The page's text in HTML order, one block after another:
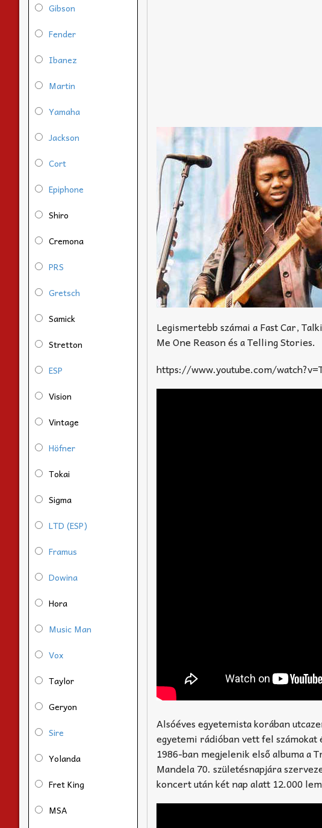
Legismertebb számai a Fast Car,
Me One Reason és a Telling Stories.
https://www.youtube.com/
Alsóéves egyetemista korában
egyetemi rádióban vett fel
1986-ban megjelenik első albuma a
Mandela 70. születésnapjára
koncert után két nap alatt 12.000
Gibson
Fender
Ibanez
Martin
Yamaha
Jackson
Cort
Epiphone
Shiro
Cremona
PRS
Gretsch
Samick
Stretton
ESP
Vision
Vintage
Höfner
Tokai
Sigma
LTD (ESP)
Framus
Dowina
Hora
Music Man
Vox
Taylor
Geryon
Sire
Yolanda
Fret King
MSA